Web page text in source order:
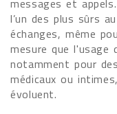
messages et
l’un des plus sûrs
échanges, même
mesure que l'usage
notamment pour
médicaux ou
évoluent.